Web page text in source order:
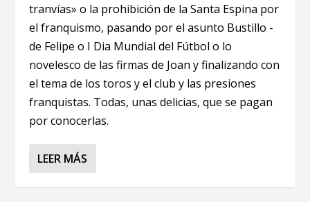
tranvías» o la prohibición de la Santa Espina por
el franquismo, pasando por el asunto Bustillo -
de Felipe o I Dia Mundial del Fútbol o lo
novelesco de las firmas de Joan y finalizando con
el tema de los toros y el club y las presiones
franquistas. Todas, unas delicias, que se pagan
por conocerlas.
LEER MÁS